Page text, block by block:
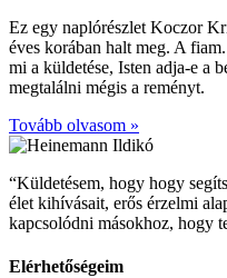
Ez egy naplórészlet Koczor
éves korában halt meg. A
mi a küldetése, Isten adja-e a
megtalálni mégis a reményt.
Tovább olvasom »
“Küldetésem, hogy hogy
élet kihívásait, erős érzelmi
kapcsolódni másokhoz, hogy
Elérhetőségeim